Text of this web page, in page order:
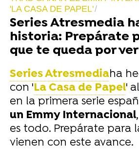
'LA CASA DE PAPEL'
Series Atresmedia
historia: Prepárate
que te queda por ver
Series Atresmediaha
con 'La Casa de Papel'
en la primera serie
un Emmy Internacional
es todo. Prepárate para
vienen con este avance.